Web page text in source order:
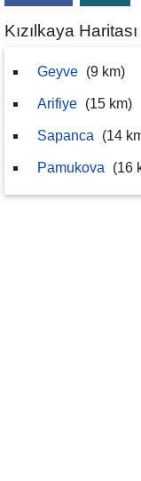
Kızılkaya
Geyve (9 km)
Arifiye (15 km)
Sapanca (14
Pamukova (16